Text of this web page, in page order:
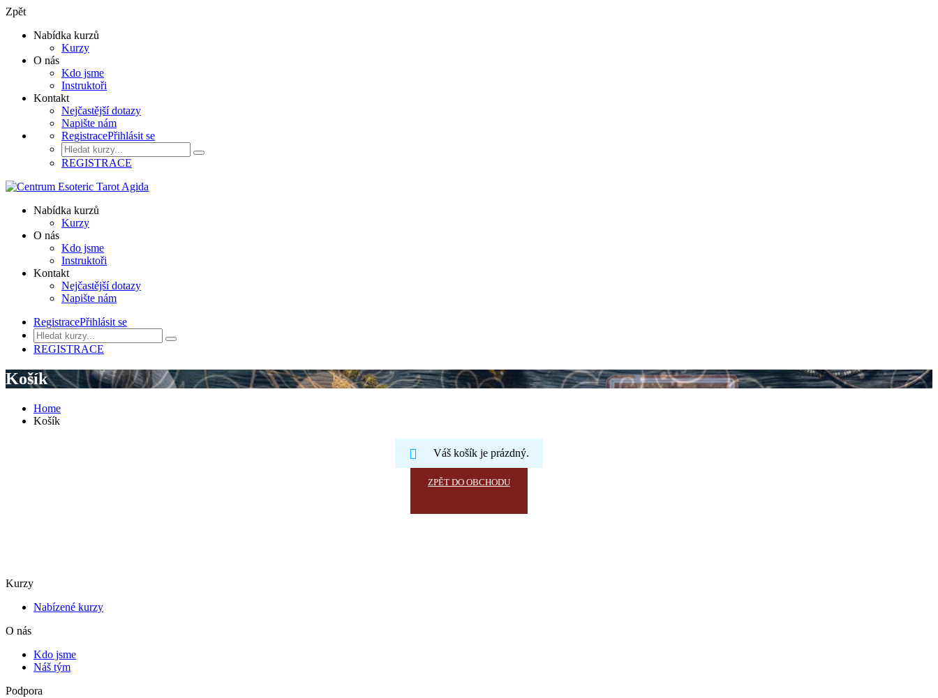
Zpět
Nabídka kurzů
Kurzy
O nás
Kdo jsme
Instruktoři
Kontakt
Nejčastější dotazy
Napište nám
RegistracePřihlásit se
REGISTRACE
Nabídka kurzů
Kurzy
O nás
Kdo jsme
Instruktoři
Kontakt
Nejčastější dotazy
Napište nám
RegistracePřihlásit se
REGISTRACE
Košík
Home
Košík
Váš košík je prázdný.
ZPĚT DO OBCHODU
Kurzy
Nabízené kurzy
O nás
Kdo jsme
Náš tým
Podpora